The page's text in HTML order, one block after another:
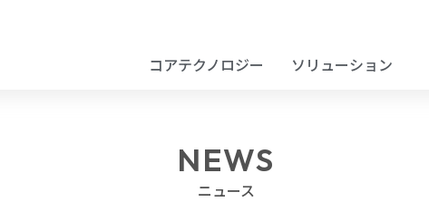
コアテクノロジー ソリューション
NEWS
ニュース